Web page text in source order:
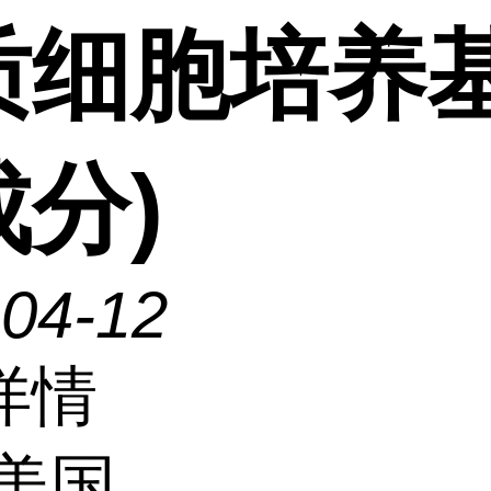
细胞培养
分)
12
情